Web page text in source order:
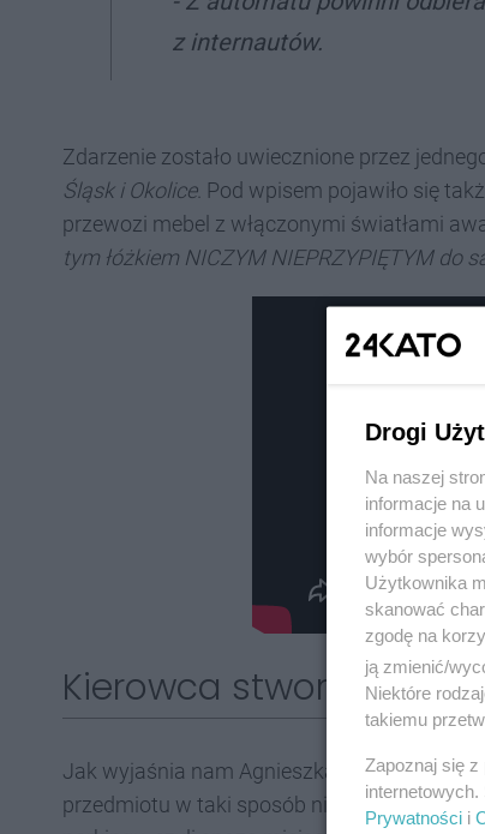
z internautów.
Zdarzenie zostało uwiecznione przez
Śląsk i Okolice. Pod wpisem pojawiło się
przewozi mebel z włączonymi światłami
tym łóżkiem NICZYM NIEPRZYPIĘTYM do
Kierowca stworzył
Jak wyjaśnia nam Agnieszka Żyłka,
przedmiotu w taki sposób nie jest
Drogi
Na naszej
informacje na
informacje
wybór
Użytkownika
skanować
zgodę na
ją zmienić/
Niektóre
takiemu
Zapoznaj się
Prywatności i